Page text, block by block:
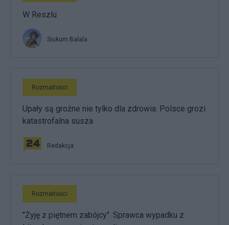
W Reszlu
Siukum Balala
Rozmaitości
Upały są groźne nie tylko dla zdrowia. Polsce grozi
katastrofalna susza
Redakcja
Rozmaitości
"Żyję z piętnem zabójcy". Sprawca wypadku z